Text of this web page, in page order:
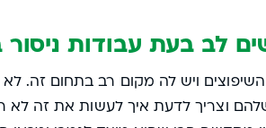
לב בעת עבודות ניסור
ויש לה מקום רב בתחום זה.
וצריך לדעת איך לעשות את זה לא